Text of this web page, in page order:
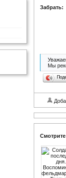
Забрать:
Мы